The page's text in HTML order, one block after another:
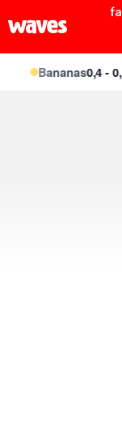
Bananas0,4 - 0,4m